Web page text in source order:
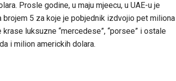
Prosle godine, u maju mjeecu, u UAE-u je
5 za koje je pobjednik izdvojio pet miliona
luksuzne “mercedese”, “porsee” i ostale
i milion americkih dolara.